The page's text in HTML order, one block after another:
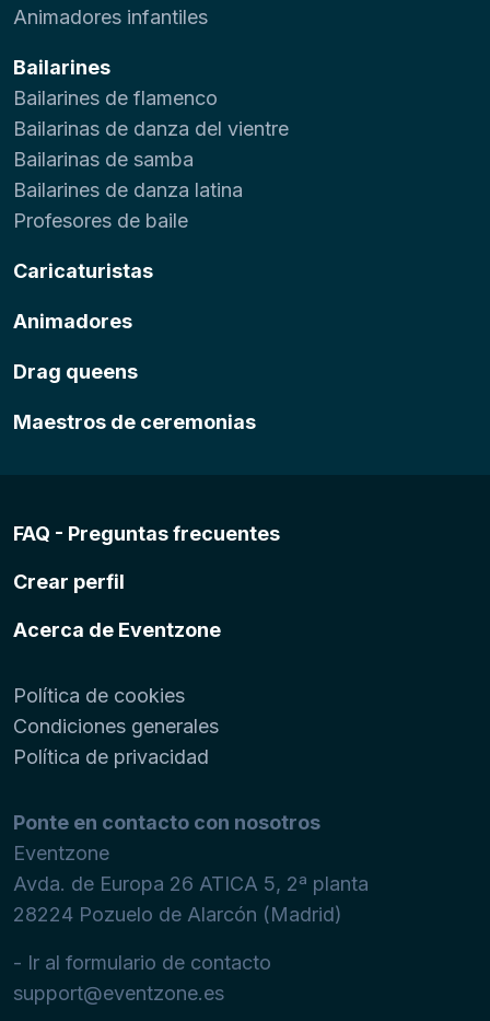
Animadores infantiles
Bailarines
Bailarines de flamenco
Bailarinas de danza del vientre
Bailarinas de samba
Bailarines de danza latina
Profesores de baile
Caricaturistas
Animadores
Drag queens
Maestros de ceremonias
FAQ - Preguntas frecuentes
Crear perfil
Acerca de Eventzone
Política de cookies
Condiciones generales
Política de privacidad
Ponte en contacto con nosotros
Eventzone
Avda. de Europa 26 ATICA 5, 2ª planta
28224 Pozuelo de Alarcón (Madrid)
- Ir al formulario de contacto
support@eventzone.es